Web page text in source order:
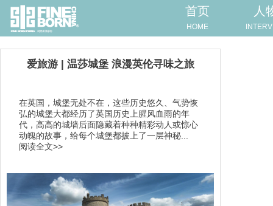
首页
HOME
人
爱旅游 | 温莎城堡 浪漫英伦寻味之旅
在英国，城堡无处不在，这些历史悠久、气势恢
弘的城堡大都经历了英国历史上腥风血雨的年
代，高高的城墙后面隐藏着种种精彩动人或惊心
动魄的故事，给每个城堡都披上了一层神秘...
阅读全文>>